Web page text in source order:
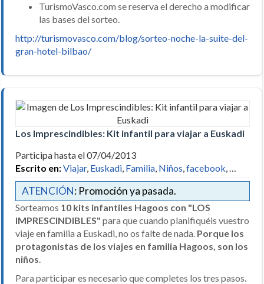
TurismoVasco.com se reserva el derecho a modificar
las bases del sorteo.
http://turismovasco.com/blog/sorteo-noche-la-suite-del-
gran-hotel-bilbao/
Los Imprescindibles: Kit infantil para viajar a Euskadi
Participa hasta el 07/04/2013
Escrito en:Viajar, Euskadi, Familia, Niños,facebook, …
ATENCIÓN: Promoción ya pasada.
Sorteamos 10 kits infantiles Hagoos con "LOS
IMPRESCINDIBLES" para que cuando planifiquéis vuestro
viaje en familia a Euskadi, no os falte de nada. Porque los
protagonistas de los viajes en familia Hagoos, son los
niños.
Para participar es necesario que completes los tres pasos.